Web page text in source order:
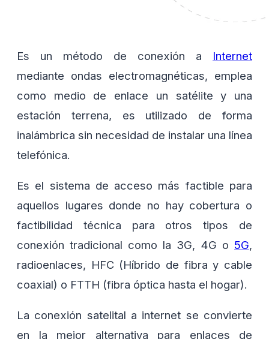
Es un método de conexión a Internet
mediante ondas electromagnéticas, emplea
como medio de enlace un satélite y una
estación terrena, es utilizado de forma
inalámbrica sin necesidad de instalar una línea
telefónica.
Es el sistema de acceso más factible para
aquellos lugares donde no hay cobertura o
factibilidad técnica para otros tipos de
conexión tradicional como la 3G, 4G o 5G,
radioenlaces, HFC (Híbrido de fibra y cable
coaxial) o FTTH (fibra óptica hasta el hogar).
La conexión satelital a internet se convierte
en la mejor alternativa para enlaces de